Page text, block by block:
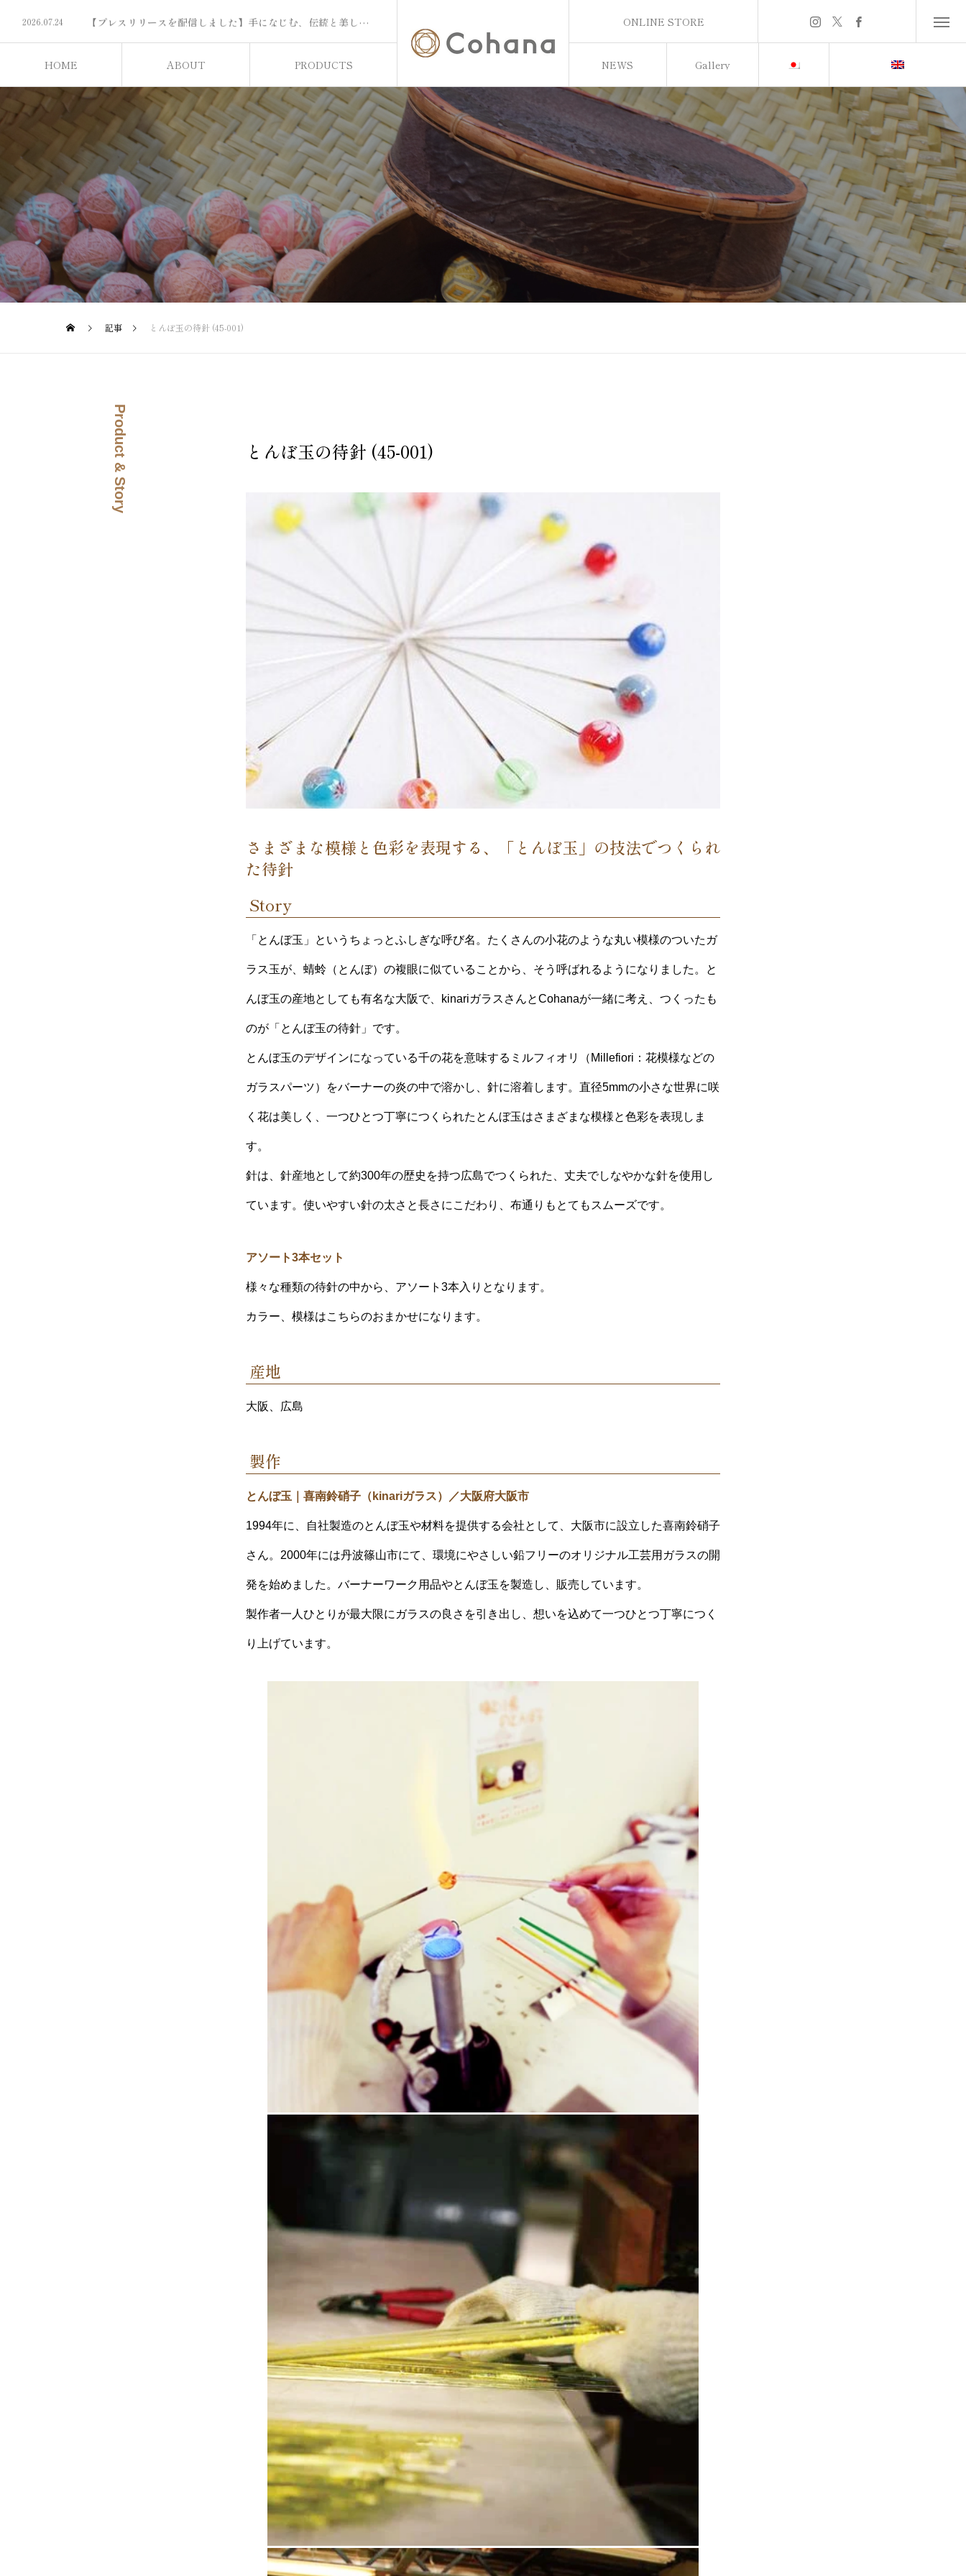
HOME ABOUT PRODUCTS NEWS Gallery
2026.07.24 【プレスリリースを配信しました】手になじむ、伝統と美しさ。上質なハンドメイド道具のブランドCohanaより新しく「漆と金箔の裁ちばさみ」が、7/28に登場
2026.07.24 Cohana日本橋本店の営業日と催事について
2026.07.31
ONLINE STORE
記事 とんぼ玉の待針 (45-001)
Product & Story とんぼ玉の待針 (45-001)
さまざまな模様と色彩を表現する、「とんぼ玉」の技法でつくられ
た待針
Story
「とんぼ玉」というちょっとふしぎな呼び名。たくさんの小花のような丸い模様のついたガ
ラス玉が、蜻蛉（とんぼ）の複眼に似ていることから、そう呼ばれるようになりました。と
んぼ玉の産地としても有名な大阪で、kinariガラスさんとCohanaが一緒に考え、つくったも
のが「とんぼ玉の待針」です。
とんぼ玉のデザインになっている千の花を意味するミルフィオリ（Millefiori：花模様などの
ガラスパーツ）をバーナーの炎の中で溶かし、針に溶着します。直径5mmの小さな世界に咲
く花は美しく、一つひとつ丁寧につくられたとんぼ玉はさまざまな模様と色彩を表現しま
す。
針は、針産地として約300年の歴史を持つ広島でつくられた、丈夫でしなやかな針を使用し
ています。使いやすい針の太さと長さにこだわり、布通りもとてもスムーズです。
アソート3本セット
様々な種類の待針の中から、アソート3本入りとなります。
カラー、模様はこちらのおまかせになります。
産地
大阪、広島
製作
とんぼ玉｜喜南鈴硝子（kinariガラス）／大阪府大阪市
1994年に、自社製造のとんぼ玉や材料を提供する会社として、大阪市に設立した喜南鈴硝子
さん。2000年には丹波篠山市にて、環境にやさしい鉛フリーのオリジナル工芸用ガラスの開
発を始めました。バーナーワーク用品やとんぼ玉を製造し、販売しています。
製作者一人ひとりが最大限にガラスの良さを引き出し、想いを込めて一つひとつ丁寧につく
り上げています。